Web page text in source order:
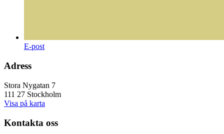
E-post
Adress
Stora Nygatan 7
111 27 Stockholm
Visa på karta
Kontakta oss